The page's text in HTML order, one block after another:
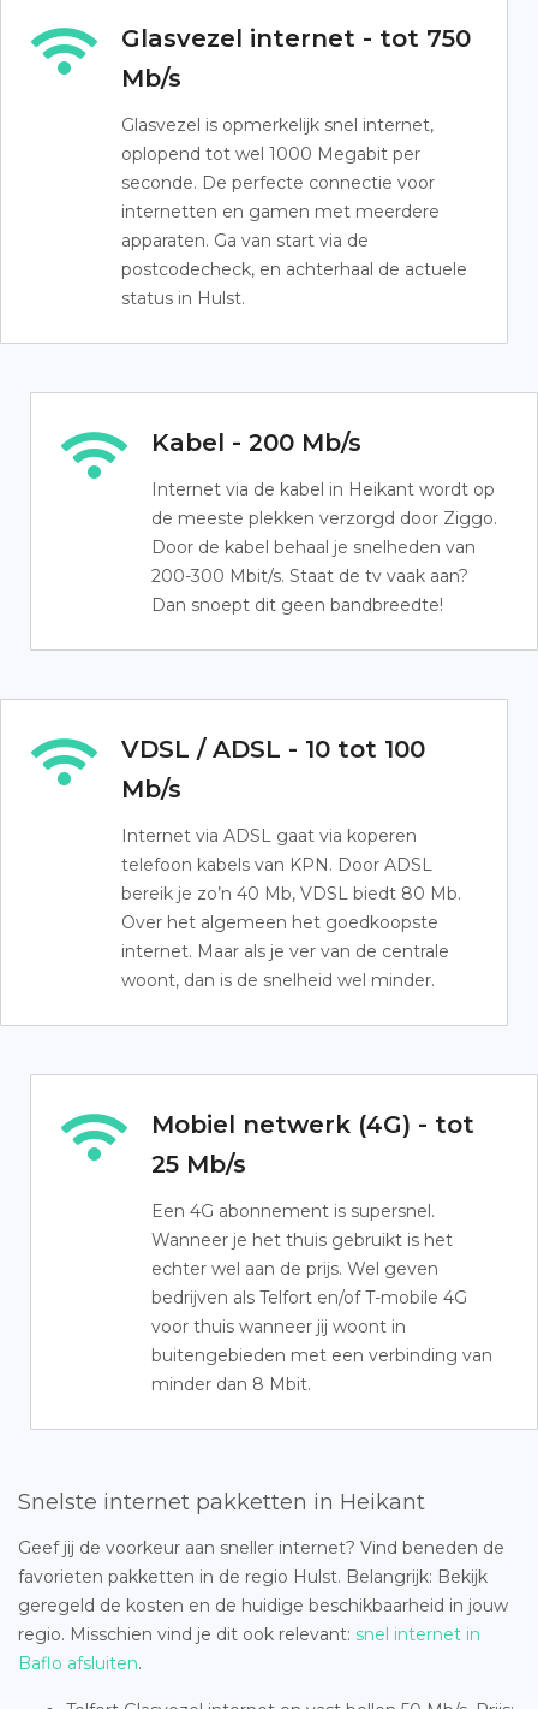
Glasvezel internet - tot 750
Mb/s
Glasvezel is opmerkelijk snel internet,
oplopend tot wel 1000 Megabit per
seconde. De perfecte connectie voor
internetten en gamen met meerdere
apparaten. Ga van start via de
postcodecheck, en achterhaal de actuele
status in Hulst.
Kabel - 200 Mb/s
Internet via de kabel in Heikant wordt op
de meeste plekken verzorgd door Ziggo.
Door de kabel behaal je snelheden van
200-300 Mbit/s. Staat de tv vaak aan?
Dan snoept dit geen bandbreedte!
VDSL / ADSL - 10 tot 100
Mb/s
Internet via ADSL gaat via koperen
telefoon kabels van KPN. Door ADSL
bereik je zo’n 40 Mb, VDSL biedt 80 Mb.
Over het algemeen het goedkoopste
internet. Maar als je ver van de centrale
woont, dan is de snelheid wel minder.
Mobiel netwerk (4G) - tot
25 Mb/s
Een 4G abonnement is supersnel.
Wanneer je het thuis gebruikt is het
echter wel aan de prijs. Wel geven
bedrijven als Telfort en/of T-mobile 4G
voor thuis wanneer jij woont in
buitengebieden met een verbinding van
minder dan 8 Mbit.
Snelste internet pakketten in Heikant
Geef jij de voorkeur aan sneller internet? Vind beneden de
favorieten pakketten in de regio Hulst. Belangrijk: Bekijk
geregeld de kosten en de huidige beschikbaarheid in jouw
regio. Misschien vind je dit ook relevant: snel internet in
Baflo afsluiten.